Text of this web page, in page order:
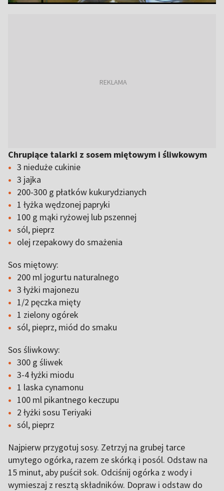
Chrupiące talarki z sosem miętowym i śliwkowym
3 nieduże cukinie
3 jajka
200-300 g płatków kukurydzianych
1 łyżka wędzonej papryki
100 g mąki ryżowej lub pszennej
sól, pieprz
olej rzepakowy do smażenia
Sos miętowy:
200 ml jogurtu naturalnego
3 łyżki majonezu
1/2 pęczka mięty
1 zielony ogórek
sól, pieprz, miód do smaku
Sos śliwkowy:
300 g śliwek
3-4 łyżki miodu
1 laska cynamonu
100 ml pikantnego keczupu
2 łyżki sosu Teriyaki
sól, pieprz
Najpierw przygotuj sosy. Zetrzyj na grubej tarce
umytego ogórka, razem ze skórką i posól. Odstaw na
15 minut, aby puścił sok. Odciśnij ogórka z wody i
wymieszaj z resztą składników. Dopraw i odstaw do